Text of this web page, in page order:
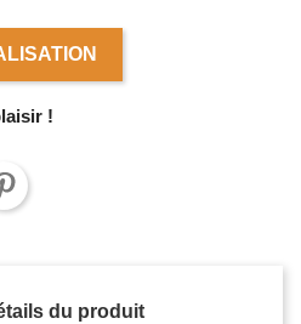
!
du produit